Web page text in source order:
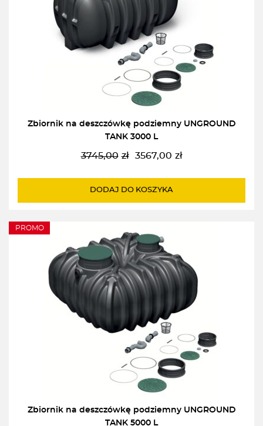
Zbiornik na deszczówkę podziemny UNGROUND
TANK 3000 L
3745,00 zł
Pierwotna
wynosiła:
3567,00 zł
Aktualna
wynosi:
DODAJ DO KOSZYKA
PROMO
Zbiornik na deszczówkę podziemny UNGROUND
TANK 5000 L